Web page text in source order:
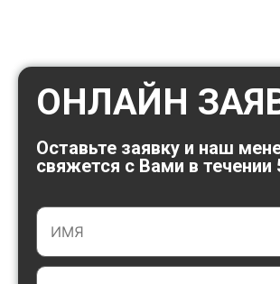
ОНЛАЙН
Оставьте заявку и наш
свяжется с Вами в течении